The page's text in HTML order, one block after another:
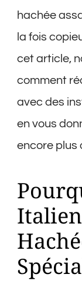
hachée
la fois
cet article,
comment
avec des
en vous
encore plus